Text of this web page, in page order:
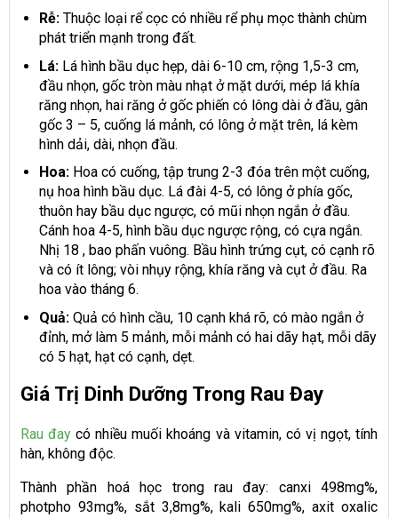
Rễ:Thuộc loại rể cọc có nhiều rể phụ mọc thành chùm
phát triển mạnh trong đất.
Lá:Lá hình bầu dục hẹp, dài 6-10 cm, rộng 1,5-3 cm,
đầu nhọn, gốc tròn màu nhạt ở mặt dưới, mép lá khía
răng nhọn, hai răng ở gốc phiến có lông dài ở đầu, gân
gốc 3 – 5, cuống lá mảnh, có lông ở mặt trên, lá kèm
hình dải, dài, nhọn đầu.
Hoa:Hoa có cuống, tập trung 2-3 đóa trên một cuống,
nụ hoa hình bầu dục. Lá đài 4-5, có lông ở phía gốc,
thuôn hay bầu dục ngược, có mũi nhọn ngắn ở đầu.
Cánh hoa 4-5, hình bầu dục ngược rộng, có cựa ngắn.
Nhị 18 , bao phấn vuông. Bầu hình trứng cụt, có cạnh rõ
và có ít lông; vòi nhụy rộng, khía răng và cụt ở đầu. Ra
hoa vào tháng 6.
Quả:Quả có hình cầu, 10 cạnh khá rõ, có mào ngắn ở
đỉnh, mở làm 5 mảnh, mỗi mảnh có hai dãy hạt, mỗi dãy
có 5 hạt, hạt có cạnh, dẹt.
Giá Trị Dinh Dưỡng Trong Rau Đay
Rau đay có nhiều muối khoáng và vitamin, có vị ngọt, tính
hàn, không độc.
Thành phần hoá học trong rau đay: canxi 498mg%,
photpho 93mg%, sắt 3,8mg%, kali 650mg%, axit oxalic